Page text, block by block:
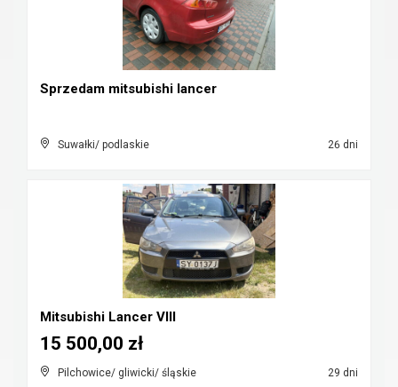
Sprzedam mitsubishi lancer
Suwałki/ podlaskie 26 dni
Mitsubishi Lancer VIII
Pilchowice/ gliwicki/ śląskie 29 dni
15 500,00 zł